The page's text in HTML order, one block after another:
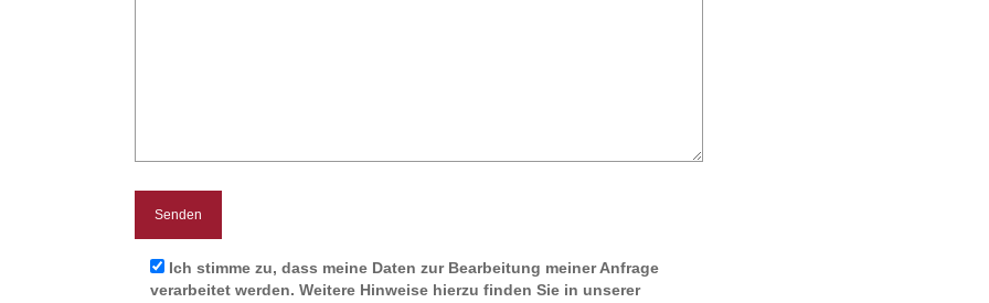
Ich stimme zu, dass meine Daten zur Bearbeitung meiner Anfrage
verarbeitet werden. Weitere Hinweise hierzu finden Sie in unserer